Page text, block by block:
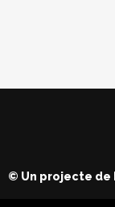
© Un projecte de